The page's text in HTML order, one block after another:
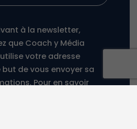
à la newsletter,
que Coach y Média
votre adresse
de vous envoyer sa
Pour en savoir